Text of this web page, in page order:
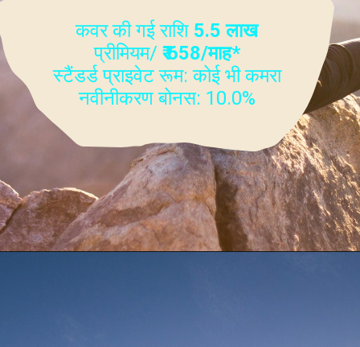
कवर की गई राशि 5.5 लाख
प्रीमियम/ ₹ 658/माह*
स्टैंडर्ड प्राइवेट रूम: कोई भी कमरा
नवीनीकरण बोनस: 10.0%